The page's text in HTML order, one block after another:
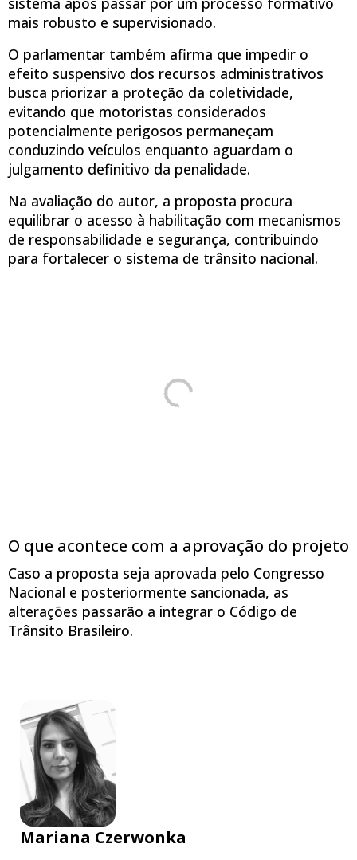
mais robusto e supervisionado.
O parlamentar também afirma que impedir o
efeito suspensivo dos recursos administrativos
busca priorizar a proteção da coletividade,
evitando que motoristas considerados
potencialmente perigosos permaneçam
conduzindo veículos enquanto aguardam o
julgamento definitivo da penalidade.
Na avaliação do autor, a proposta procura
equilibrar o acesso à habilitação com mecanismos
de responsabilidade e segurança, contribuindo
para fortalecer o sistema de trânsito nacional.
O que acontece com a aprovação do projeto
Caso a proposta seja aprovada pelo Congresso
Nacional e posteriormente sancionada, as
alterações passarão a integrar o Código de
Trânsito Brasileiro.
Mariana Czerwonka